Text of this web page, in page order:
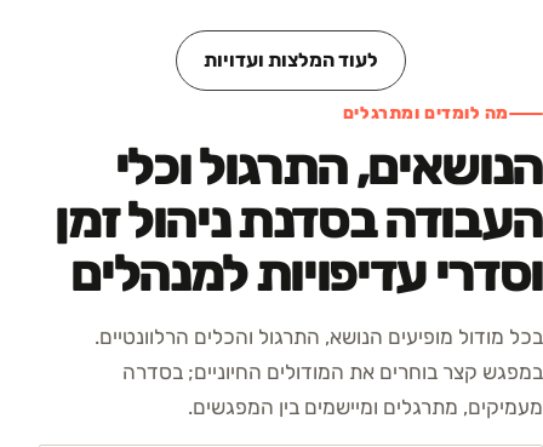
לעוד המלצות ועדויות
מה לומדים ומתרגלים
הנושאים, התרגול וכלי
העבודה בסדנת ניהול זמן
וסדרי עדיפויות למנהלים
בכל מודול מופיעים הנושא, התרגול והכלים הרלוונטיים.
במפגש קצר בוחרים את המודולים החיוניים; בסדרה
מעמיקים, מתרגלים ומיישמים בין המפגשים.